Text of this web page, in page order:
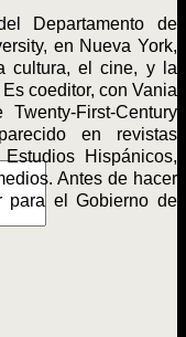
Departamento de
en Nueva York,
cultura, el cine, y la
coeditor, con Vania
First-Century
en revistas
Hispánicos,
Antes de hacer
para el Gobierno de